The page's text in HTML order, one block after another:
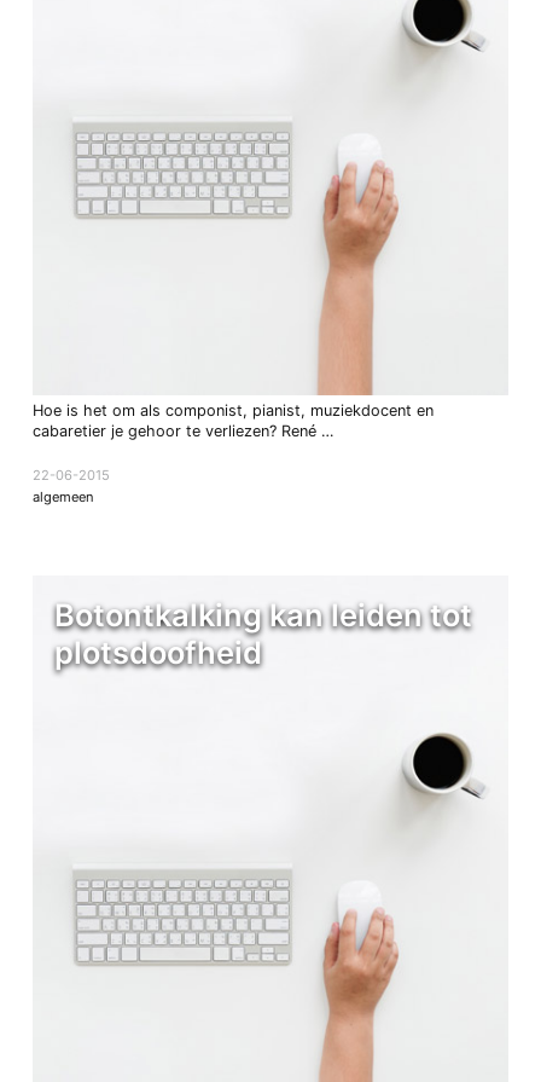
Hoe is het om als componist, pianist, muziekdocent en
cabaretier je gehoor te verliezen? René …
22-06-2015
algemeen
Botontkalking kan leiden tot
plotsdoofheid